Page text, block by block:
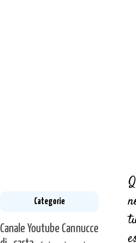
Categorie
Canale Youtube Cannucce